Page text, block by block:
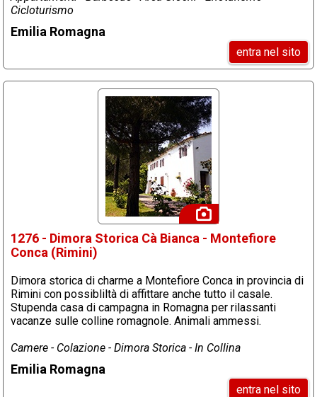
Cicloturismo
Emilia Romagna
entra nel sito
1276 - Dimora Storica Cà Bianca - Montefiore
Conca (Rimini)
Dimora storica di charme a Montefiore Conca in provincia di
Rimini con possibliltà di affittare anche tutto il casale.
Stupenda casa di campagna in Romagna per rilassanti
vacanze sulle colline romagnole. Animali ammessi.
Camere - Colazione - Dimora Storica - In Collina
Emilia Romagna
entra nel sito